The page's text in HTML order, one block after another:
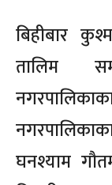
बिहीबार
तालिम
घनश्याम